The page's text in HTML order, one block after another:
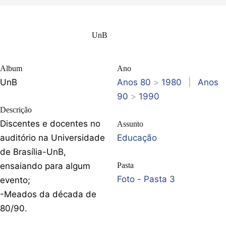
UnB
Album
UnB
Descrição
Discentes e docentes no
auditório na Universidade
de Brasília-UnB,
ensaiando para algum
evento;
-Meados da década de
80/90.
Ano
Anos 80 > 1980
Anos
90 > 1990
Assunto
Educação
Pasta
Foto - Pasta 3